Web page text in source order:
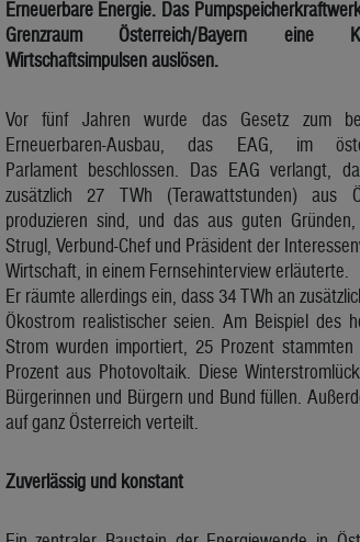
Erneuerbare Energie. Das
Grenzraum Österreich/Bayern eine
Wirtschaftsimpulsen auslösen.
Vor fünf Jahren wurde das Gesetz zum
Erneuerbaren-Ausbau, das EAG, im
Parlament beschlossen. Das EAG verlangt,
zusätzlich 27 TWh (Terawattstunden) aus
produzieren sind, und das aus guten
Strugl, Verbund-Chef und Präsident der
Wirtschaft, in einem Fernsehinterview erläuterte.
Er räumte allerdings ein, dass 34 TWh an
Ökostrom realistischer seien. Am Beispiel des
Strom wurden importiert, 25 Prozent
Prozent aus Photovoltaik. Diese
Bürgerinnen und Bürgern und Bund füllen.
auf ganz Österreich verteilt.
Zuverlässig und konstant